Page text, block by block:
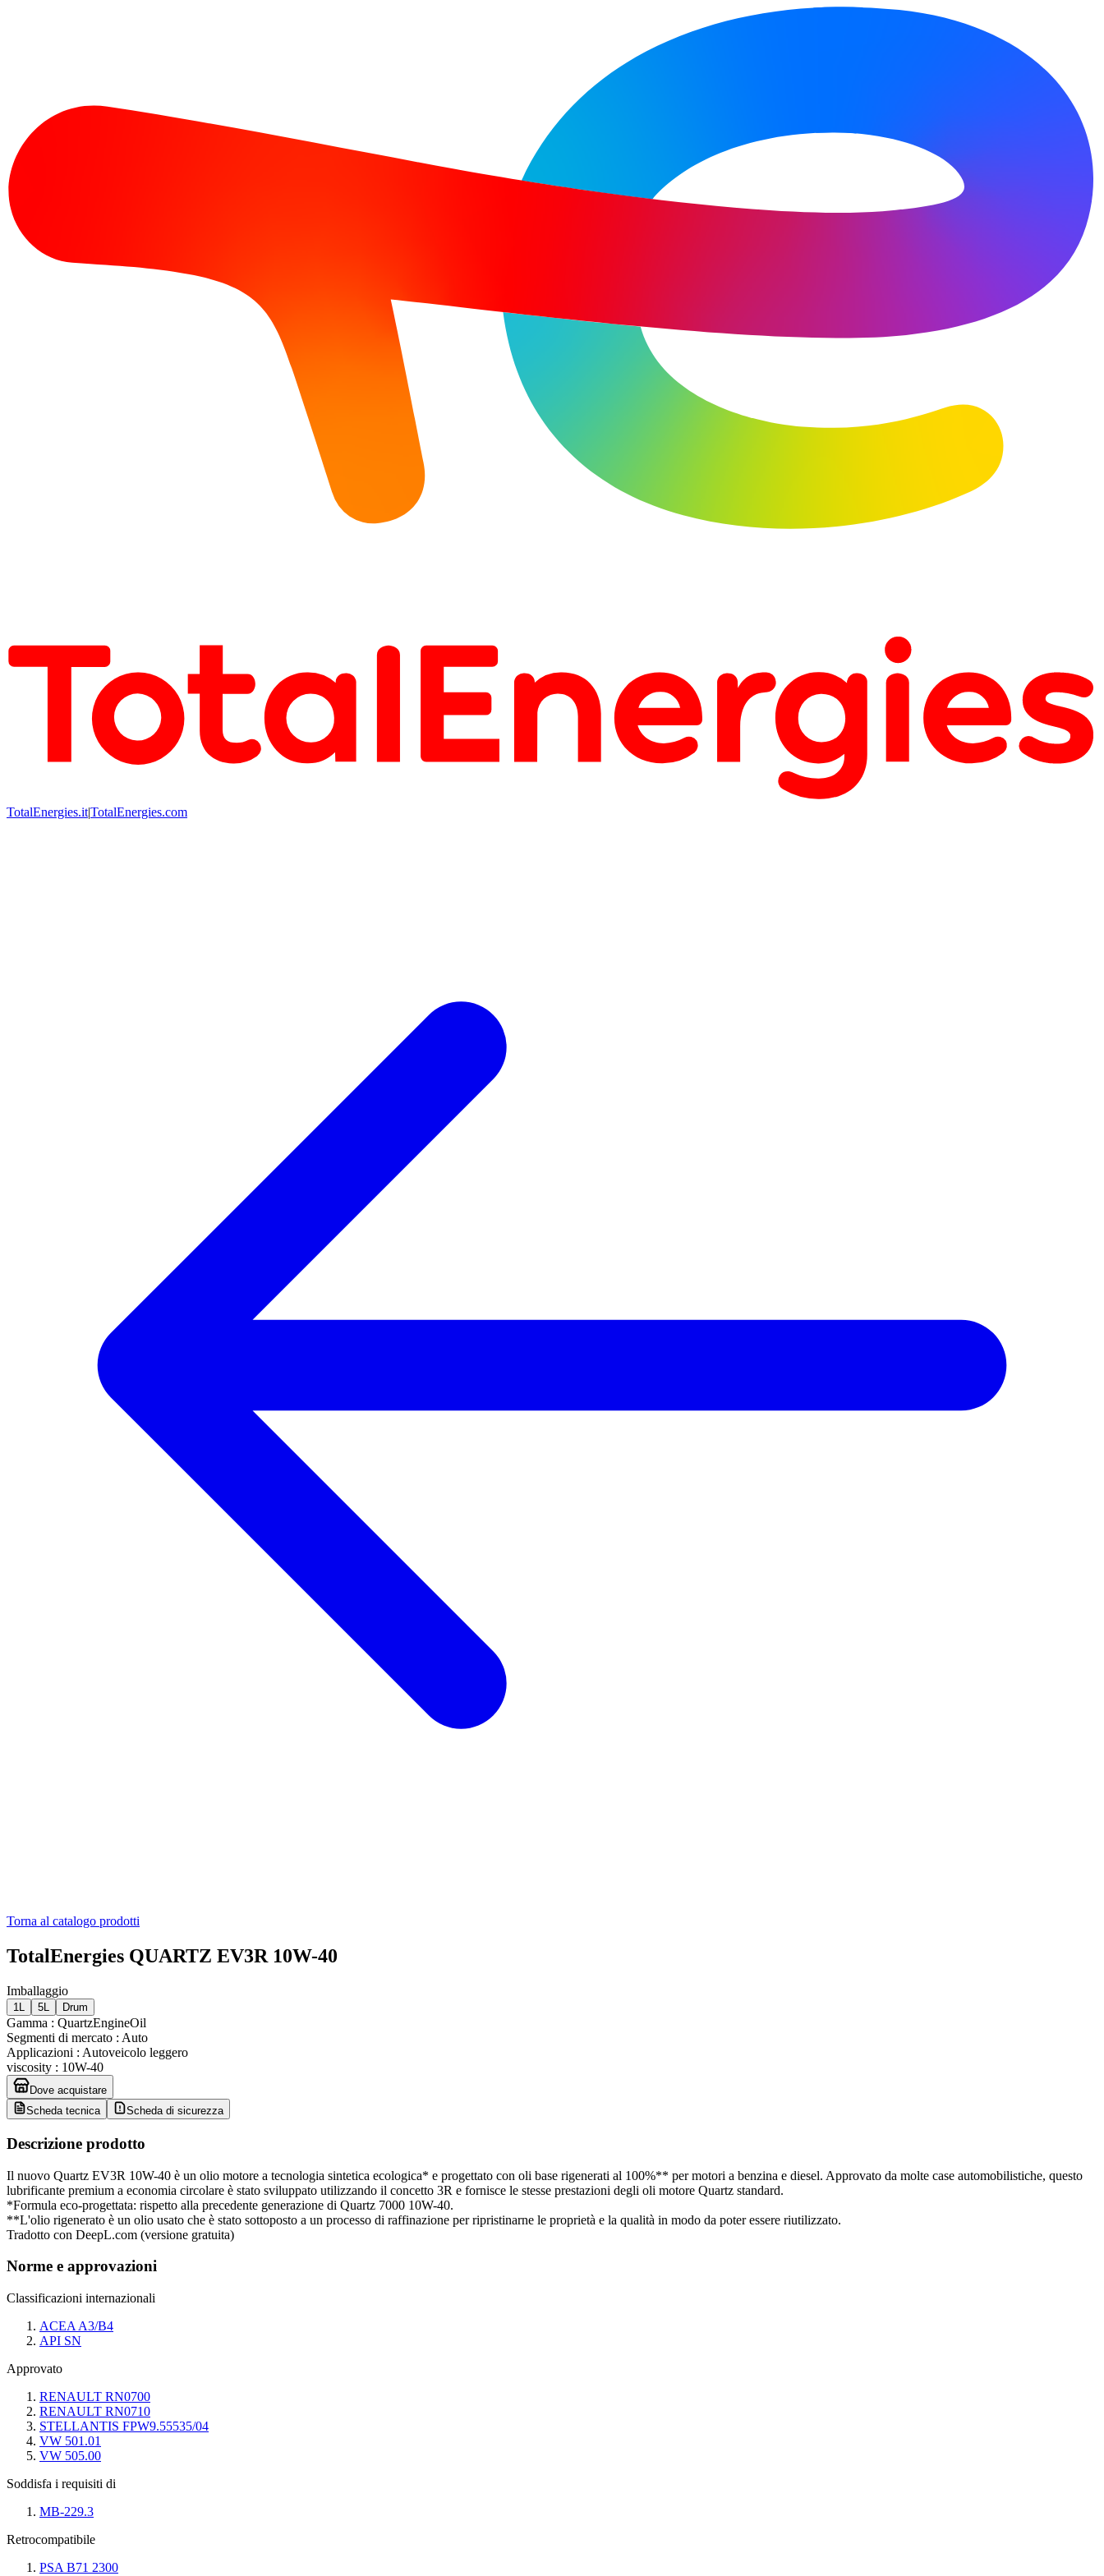
TotalEnergies.it|TotalEnergies.com
Torna al catalogo prodotti
TotalEnergies QUARTZ EV3R 10W-40
Imballaggio
1L 5L Drum
Gamma : QuartzEngineOil
Segmenti di mercato : Auto
Applicazioni : Autoveicolo leggero
viscosity : 10W-40
Dove acquistare
Scheda tecnica
Scheda di sicurezza
Descrizione prodotto
Il nuovo Quartz EV3R 10W-40 è un olio motore a tecnologia sintetica ecologica* e progettato con oli base rigenerati al 100%** per motori a benzina e diesel. Approvato da molte case automobilistiche, questo
lubrificante premium a economia circolare è stato sviluppato utilizzando il concetto 3R e fornisce le stesse prestazioni degli oli motore Quartz standard.
*Formula eco-progettata: rispetto alla precedente generazione di Quartz 7000 10W-40.
**L'olio rigenerato è un olio usato che è stato sottoposto a un processo di raffinazione per ripristinarne le proprietà e la qualità in modo da poter essere riutilizzato.
Tradotto con DeepL.com (versione gratuita)
Norme e approvazioni
Classificazioni internazionali
ACEA A3/B4
API SN
Approvato
RENAULT RN0700
RENAULT RN0710
STELLANTIS FPW9.55535/04
VW 501.01
VW 505.00
Soddisfa i requisiti di
MB-229.3
Retrocompatibile
PSA B71 2300